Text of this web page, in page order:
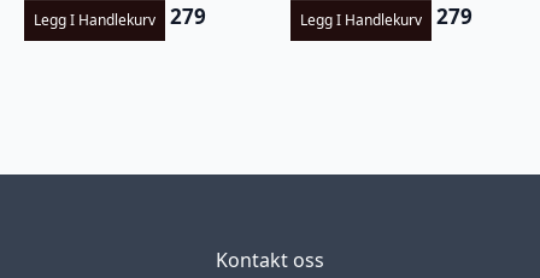
Legg I Handlekurv 279 Legg I Handlekurv 279
Kontakt oss